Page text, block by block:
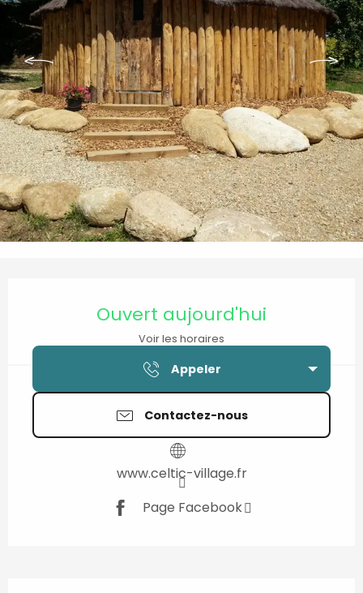
Ouvert aujourd'hui
Voir les horaires
Appeler
Contactez-nous
www.celtic-village.fr
Page Facebook